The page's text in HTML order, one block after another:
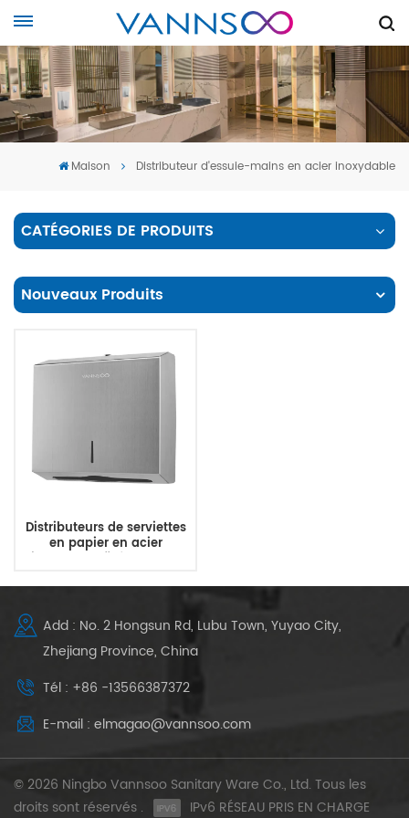
Maison Distributeur d'essuie-mains en acier inoxydable
CATÉGORIES DE PRODUITS
Nouveaux Produits
Distributeurs de serviettes
en papier en acier
inoxydable fixés au mur
commerciale
Add : No. 2 Hongsun Rd, Lubu Town, Yuyao City,
Zhejiang Province, China
Tél : +86 -13566387372
E-mail : elmagao@vannsoo.com
© 2026 Ningbo Vannsoo Sanitary Ware Co., Ltd. Tous les
droits sont réservés .
IPv6 RÉSEAU PRIS EN CHARGE